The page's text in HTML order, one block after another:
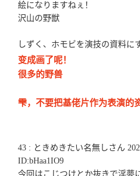
絵になりますねぇ！
沢山の野獣
しずく、ホモビを演技の資料に
变成画了呢！
很多的野兽
雫，不要把基佬片作为表演的
43 : ときめきたい名無しさん
ID:bHaa1IO9
今回はこじつけとか抜きで淫夢